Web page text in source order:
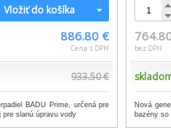
Vložiť do košíka
886.80 €
Cena s DPH
933.50 €
BADU Prime, určená pre
pre slanú úpravu vody
bez DPH
Nová
bazény so